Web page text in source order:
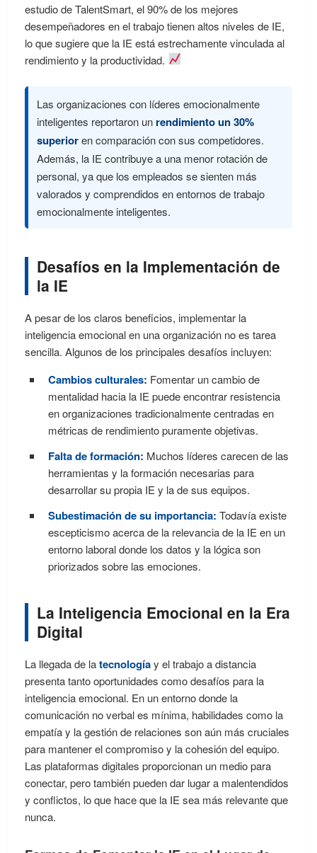
estudio de TalentSmart, el 90% de los mejores
desempeñadores en el trabajo tienen altos niveles de IE,
lo que sugiere que la IE está estrechamente vinculada al
rendimiento y la productividad.
Las organizaciones con líderes emocionalmente
inteligentes reportaron un rendimiento un 30%
superioren comparación con sus competidores.
Además, la IE contribuye a una menor rotación de
personal, ya que los empleados se sienten más
valorados y comprendidos en entornos de trabajo
emocionalmente inteligentes.
Desafíos en la Implementación de
la IE
A pesar de los claros beneficios, implementar la
inteligencia emocional en una organización no es tarea
sencilla. Algunos de los principales desafíos incluyen:
Cambios culturales: Fomentar un cambio de
mentalidad hacia la IE puede encontrar resistencia
en organizaciones tradicionalmente centradas en
métricas de rendimiento puramente objetivas.
Falta de formación: Muchos líderes carecen de las
herramientas y la formación necesarias para
desarrollar su propia IE y la de sus equipos.
Subestimación de su importancia: Todavía existe
escepticismo acerca de la relevancia de la IE en un
entorno laboral donde los datos y la lógica son
priorizados sobre las emociones.
La Inteligencia Emocional en la Era
Digital
La llegada de latecnologíay el trabajo a distancia
presenta tanto oportunidades como desafíos para la
inteligencia emocional. En un entorno donde la
comunicación no verbal es mínima, habilidades como la
empatía y la gestión de relaciones son aún más cruciales
para mantener el compromiso y la cohesión del equipo.
Las plataformas digitales proporcionan un medio para
conectar, pero también pueden dar lugar a malentendidos
y conflictos, lo que hace que la IE sea más relevante que
nunca.